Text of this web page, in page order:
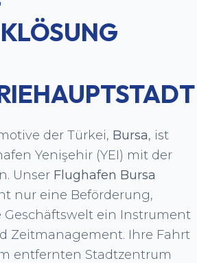
der Türkei, Bursa, ist
Yenişehir (YEI) mit der
Unser Flughafen Bursa
nur eine Beförderung,
Geschäftswelt ein Instrument
Zeitmanagement. Ihre Fahrt
entfernten Stadtzentrum